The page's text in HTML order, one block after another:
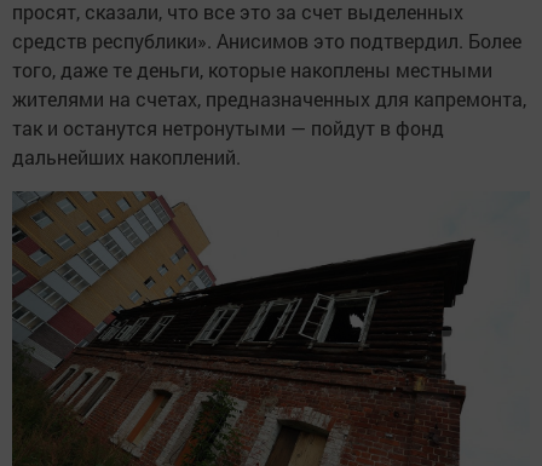
просят, сказали, что все это за счет выделенных
средств республики». Анисимов это подтвердил. Более
того, даже те деньги, которые накоплены местными
жителями на счетах, предназначенных для капремонта,
так и останутся нетронутыми — пойдут в фонд
дальнейших накоплений.